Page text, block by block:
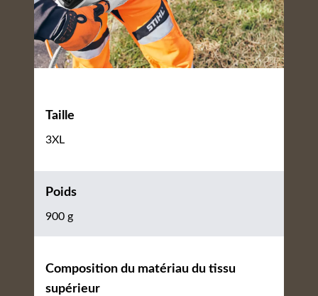
Taille
3XL
Poids
900 g
Composition du matériau du tissu
supérieur